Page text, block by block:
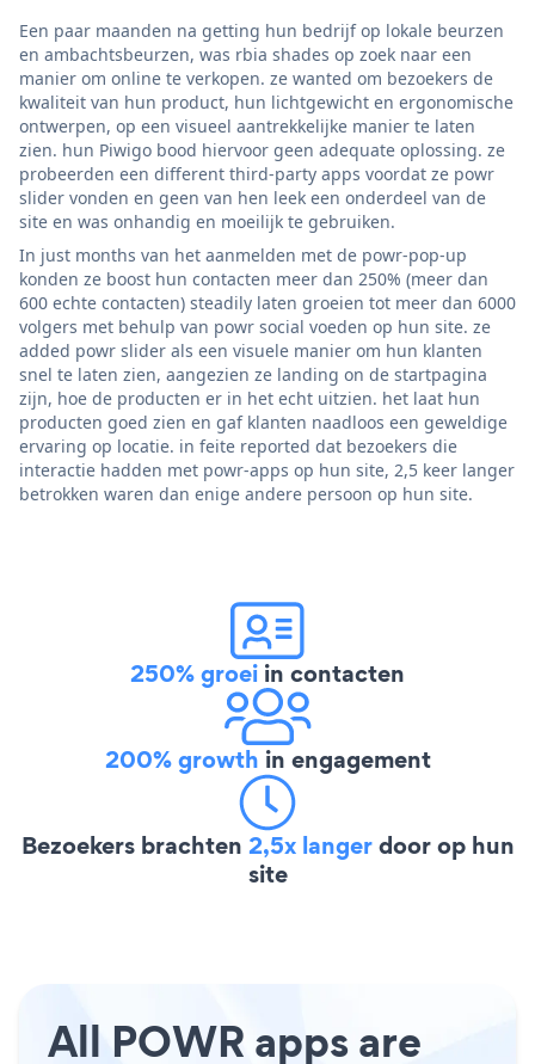
Een paar maanden na getting hun bedrijf op lokale beurzen
en ambachtsbeurzen, was rbia shades op zoek naar een
manier om online te verkopen. ze wanted om bezoekers de
kwaliteit van hun product, hun lichtgewicht en ergonomische
ontwerpen, op een visueel aantrekkelijke manier te laten
zien. hun Piwigo bood hiervoor geen adequate oplossing. ze
probeerden een different third-party apps voordat ze powr
slider vonden en geen van hen leek een onderdeel van de
site en was onhandig en moeilijk te gebruiken.
In just months van het aanmelden met de powr-pop-up
konden ze boost hun contacten meer dan 250% (meer dan
600 echte contacten) steadily laten groeien tot meer dan 6000
volgers met behulp van powr social voeden op hun site. ze
added powr slider als een visuele manier om hun klanten
snel te laten zien, aangezien ze landing on de startpagina
zijn, hoe de producten er in het echt uitzien. het laat hun
producten goed zien en gaf klanten naadloos een geweldige
ervaring op locatie. in feite reported dat bezoekers die
interactie hadden met powr-apps op hun site, 2,5 keer langer
betrokken waren dan enige andere persoon op hun site.
250% groei in contacten
200% growth in engagement
Bezoekers brachten 2,5x langerdoor op hun
site
All POWR apps are